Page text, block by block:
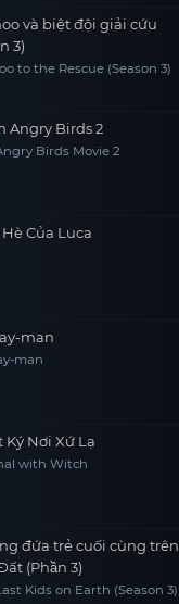
và biệt đội giải cứu
3)
to the Rescue (Season 3)
Angry Birds 2
Birds Movie 2
Của Luca
man
man
Ký Nơi Xứ Lạ
with Witch
đứa trẻ cuối cùng trên
(Phần 3)
Kids on Earth (Season 3)